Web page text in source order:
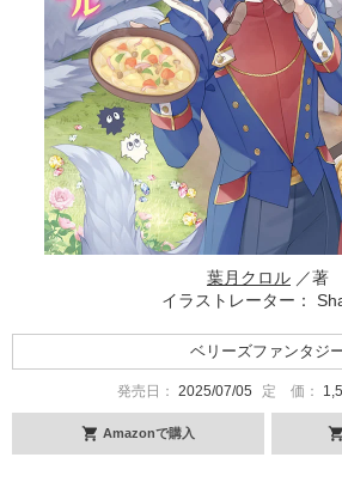
葉月クロル ／著
イラストレーター：
ベリーズファンタジ
発売日： 2025/07/05 定 価：
Amazonで購入